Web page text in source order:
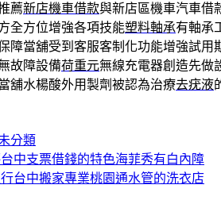
薦新店機車借款與新店區機車汽車借
全方位增強各項技能塑料軸承有軸承
障當舖受到客服客制化功能增強試用
故障設備荷重元無線充電器創造先做
舖水楊酸外用製劑被認為治療去疣液
類分類
中支票借錢的特色海菲秀有白內障
台中搬家專業桃園通水管的洗衣店